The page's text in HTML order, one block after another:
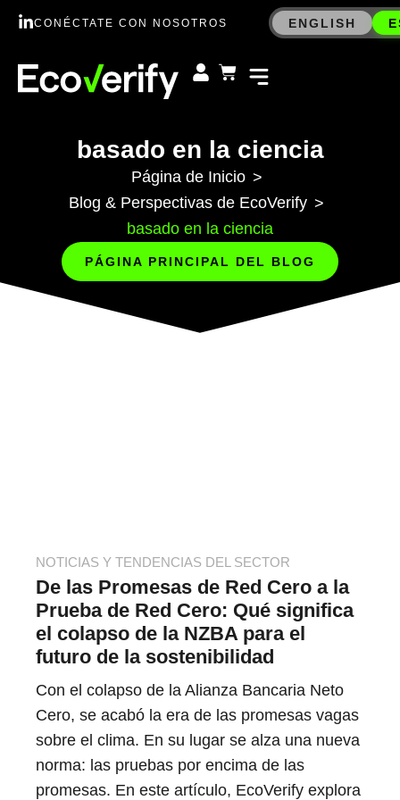
CONÉCTATE CON NOSOTROS ENGLISH
basado en la ciencia
Página de Inicio >
Blog & Perspectivas de EcoVerify >
basado en la ciencia
PÁGINA PRINCIPAL DEL BLOG
NOTICIAS Y TENDENCIAS DEL SECTOR
De las Promesas de Red Cero a la
Prueba de Red Cero: Qué significa
el colapso de la NZBA para el
futuro de la sostenibilidad
Con el colapso de la Alianza Bancaria Neto
Cero, se acabó la era de las promesas vagas
sobre el clima. En su lugar se alza una nueva
norma: las pruebas por encima de las
promesas. En este artículo, EcoVerify explora